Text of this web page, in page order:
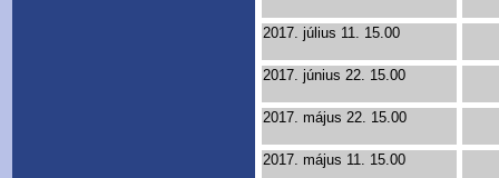
2017. július 11. 15.00
2017. június 22. 15.00
2017. május 22. 15.00
2017. május 11. 15.00